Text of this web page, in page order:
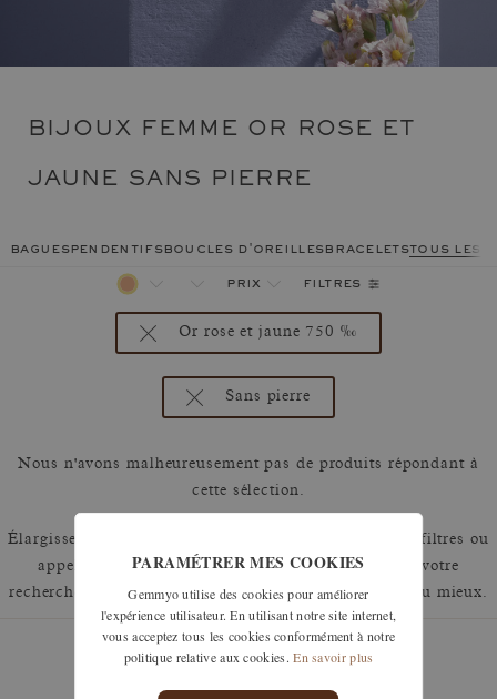
BIJOUX FEMME OR ROSE ET
JAUNE SANS PIERRE
baguespendentifsboucles d'oreillesbraceletstous les
prix filtres
Or rose et jaune 750 ‰
Sans pierre
Nous n'avons malheureusement pas de produits répondant à
cette sélection.
Élargissez votre recherche en retirant un ou plusieurs filtres ou
appelez nous au 01 42 46 90 89 pour discuter de votre
recherche et voir comment nous pouvons y répondre au mieux.
PARAMÉTRER MES COOKIES
Gemmyo utilise des cookies pour améliorer
l'expérience utilisateur. En utilisant notre site internet,
vous acceptez tous les cookies conformément à notre
politique relative aux cookies. En savoir plus